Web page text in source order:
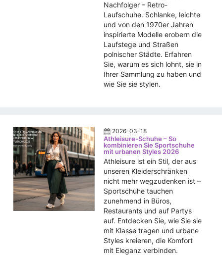
Nachfolger – Retro-
Laufschuhe. Schlanke, leichte
und von den 1970er Jahren
inspirierte Modelle erobern die
Laufstege und Straßen
polnischer Städte. Erfahren
Sie, warum es sich lohnt, sie in
Ihrer Sammlung zu haben und
wie Sie sie stylen.
2026-03-18
Athleisure-Schuhe – So
kombinieren Sie Sportschuhe
mit urbanen Styles 2026
Athleisure ist ein Stil, der aus
unseren Kleiderschränken
nicht mehr wegzudenken ist –
Sportschuhe tauchen
zunehmend in Büros,
Restaurants und auf Partys
auf. Entdecken Sie, wie Sie sie
mit Klasse tragen und urbane
Styles kreieren, die Komfort
mit Eleganz verbinden.